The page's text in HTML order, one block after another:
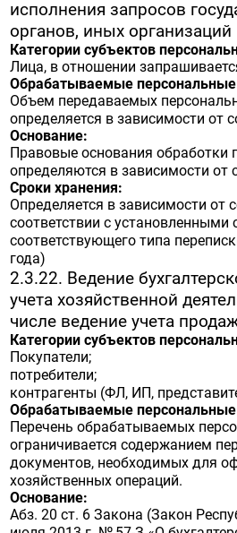
исполнения запросов
органов, иных организаций
Категории субъектов
Лица, в отношении
Обрабатываемые
Объем передаваемых
определяется в зависимости от
Основание:
Правовые основания обработки
определяются в зависимости от
Сроки хранения:
Определяется в зависимости от
соответствии с установленными
соответствующего типа
года)
2.3.22. Ведение
учета хозяйственной
числе ведение учета
Категории субъектов
Покупатели;
потребители;
контрагенты (ФЛ, ИП,
Обрабатываемые
Перечень обрабатываемых
ограничивается содержанием
документов, необходимых для
хозяйственных операций.
Основание:
Абз. 20 ст. 6 Закона (Закон